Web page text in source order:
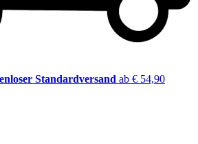
Standardversand ab € 54,90